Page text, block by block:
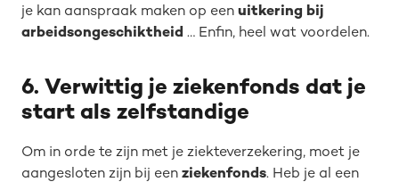
je kan aanspraak maken op een uitkering bij
arbeidsongeschiktheid … Enfin, heel wat voordelen.
6. Verwittig je ziekenfonds dat je
start als zelfstandige
Om in orde te zijn met je ziekteverzekering, moet je
aangesloten zijn bij een ziekenfonds. Heb je al een